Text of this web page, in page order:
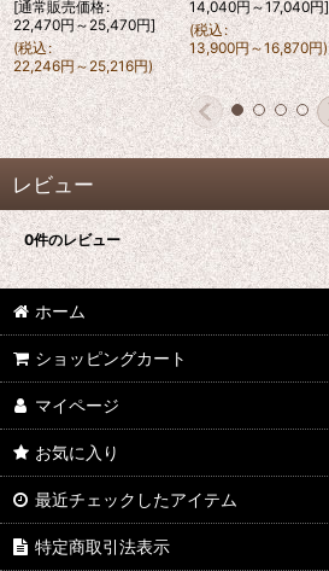
[通常販売価格:
22,470円～25,470円]
(税込:
22,246円～25,216円)
14,040円～17,040円]
(税込:
13,900円～16,870円)
レビュー
0件のレビュー
ホーム
ショッピングカート
マイページ
お気に入り
最近チェックしたアイテム
特定商取引法表示